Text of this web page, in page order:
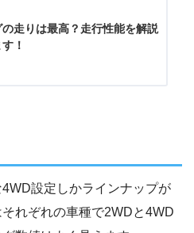
の走りは最高？走行性能を解説
！
設定しかラインナップが
れぞれの車種で2WDと4WD